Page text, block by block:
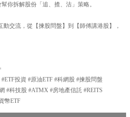
你拆解股份「追、揸、沽」策略。
動交流，從【揀股問盤】到【師傅講港股】，
投資 #原油ETF #科網股 #揀股問盤
#科技股 #ATMX #房地產信託 #REITS
幣ETF